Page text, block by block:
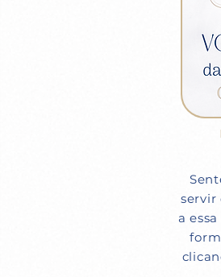
servir
a